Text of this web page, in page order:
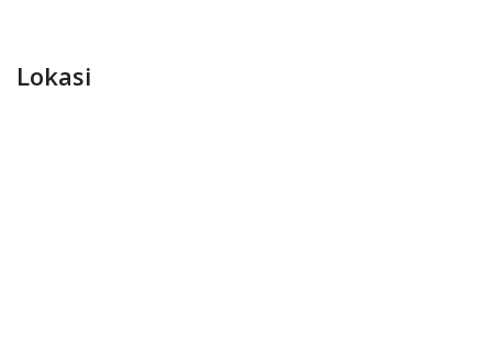
Lokasi